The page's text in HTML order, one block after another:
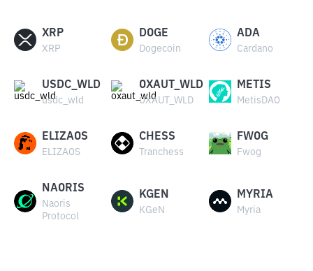
XRP
XRP
DOGE
Dogecoin
ADA
Cardano
USDC_WLD
usdc_wld
OXAUT_WLD
OXAUT_WLD
METIS
MetisDAO
ELIZAOS
ELIZAOS
CHESS
Tranchess
FWOG
Fwog
NAORIS
Naoris
Protocol
KGEN
KGeN
MYRIA
Myria